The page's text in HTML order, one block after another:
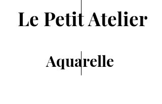
Le Petit Atelier
Aquarelle